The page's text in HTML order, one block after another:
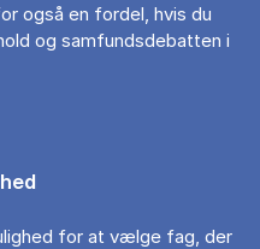
også en fordel, hvis du
og samfundsdebatten i
for at vælge fag, der